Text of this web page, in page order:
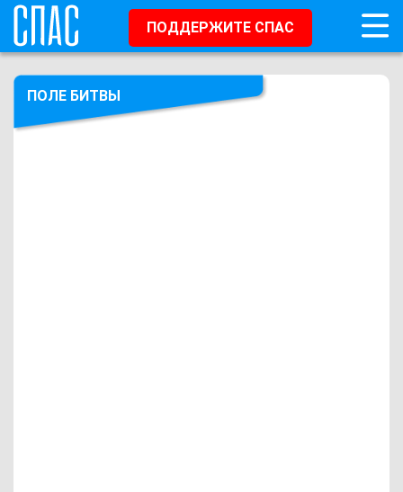
ПОДДЕРЖИТЕ СПАС
ПОЛЕ БИТВЫ